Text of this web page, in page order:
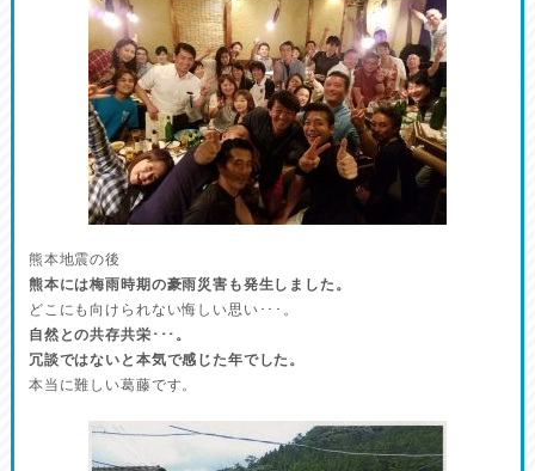
熊本地震の後
熊本には梅雨時期の豪雨災害も発生しました。
どこにも向けられない悔しい思い･･･。
自然との共存共栄･･･。
冗談ではないと本気で感じた年でした。
本当に難しい葛藤です。